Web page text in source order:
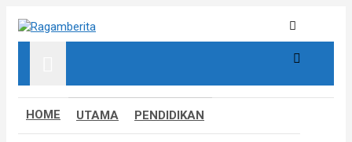
Ragamberita
Informatif, Edukatif & Inpiratif
HOME UTAMA PENDIDIKAN